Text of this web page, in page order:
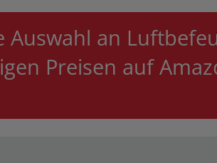
Auswahl an
Preisen auf